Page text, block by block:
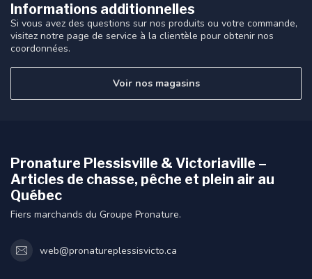
Informations additionnelles
Si vous avez des questions sur nos produits ou votre commande,
visitez notre page de service à la clientèle pour obtenir nos
coordonnées.
Voir nos magasins
Pronature Plessisville & Victoriaville –
Articles de chasse, pêche et plein air au
Québec
Fiers marchands du Groupe Pronature.
web@pronatureplessisvicto.ca